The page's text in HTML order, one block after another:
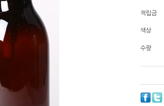
적립금
색상
수량